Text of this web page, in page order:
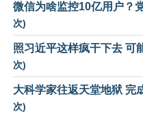
微信为啥监控10亿用户？
次)
照习近平这样疯干下去 可
次)
大科学家往返天堂地狱 完
次)